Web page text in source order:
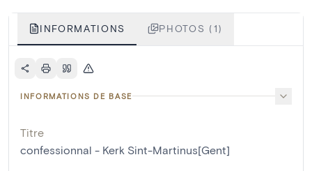
INFORMATIONS PHOTOS (1)
INFORMATIONS DE BASE
Titre
confessionnal - Kerk Sint-Martinus[Gent]